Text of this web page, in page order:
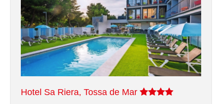
Hotel Sa Riera, Tossa de Mar